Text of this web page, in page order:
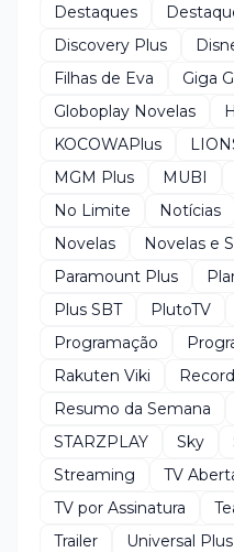
Destaques
Discovery Plus
Filhas de Eva
Giga
Globoplay Novelas
KOCOWAPlus
MGM Plus
MUBI
No Limite
Notícias
Novelas
Novelas e
Paramount Plus
Plus SBT
PlutoTV
Programação
Rakuten Viki
Resumo da Semana
STARZPLAY
Sky
Streaming
TV
TV por Assinatura
Trailer
Universal Plus